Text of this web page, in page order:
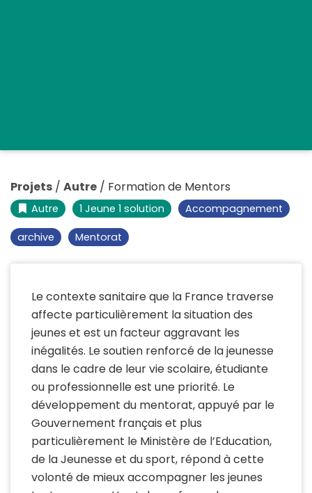
Projets / Autre / Formation de Mentors
Autre 1 Jeune 1 solution Accompagnement
archive Mentorat
Le contexte sanitaire que la France traverse
affecte particulièrement la situation des
jeunes et est un facteur aggravant les
inégalités. Le soutien renforcé de la jeunesse
dans le cadre de leur vie scolaire, étudiante
ou professionnelle est une priorité. Le
développement du mentorat, appuyé par le
Gouvernement français et plus
particulièrement le Ministère de l’Education,
de la Jeunesse et du sport, répond à cette
volonté de mieux accompagner les jeunes